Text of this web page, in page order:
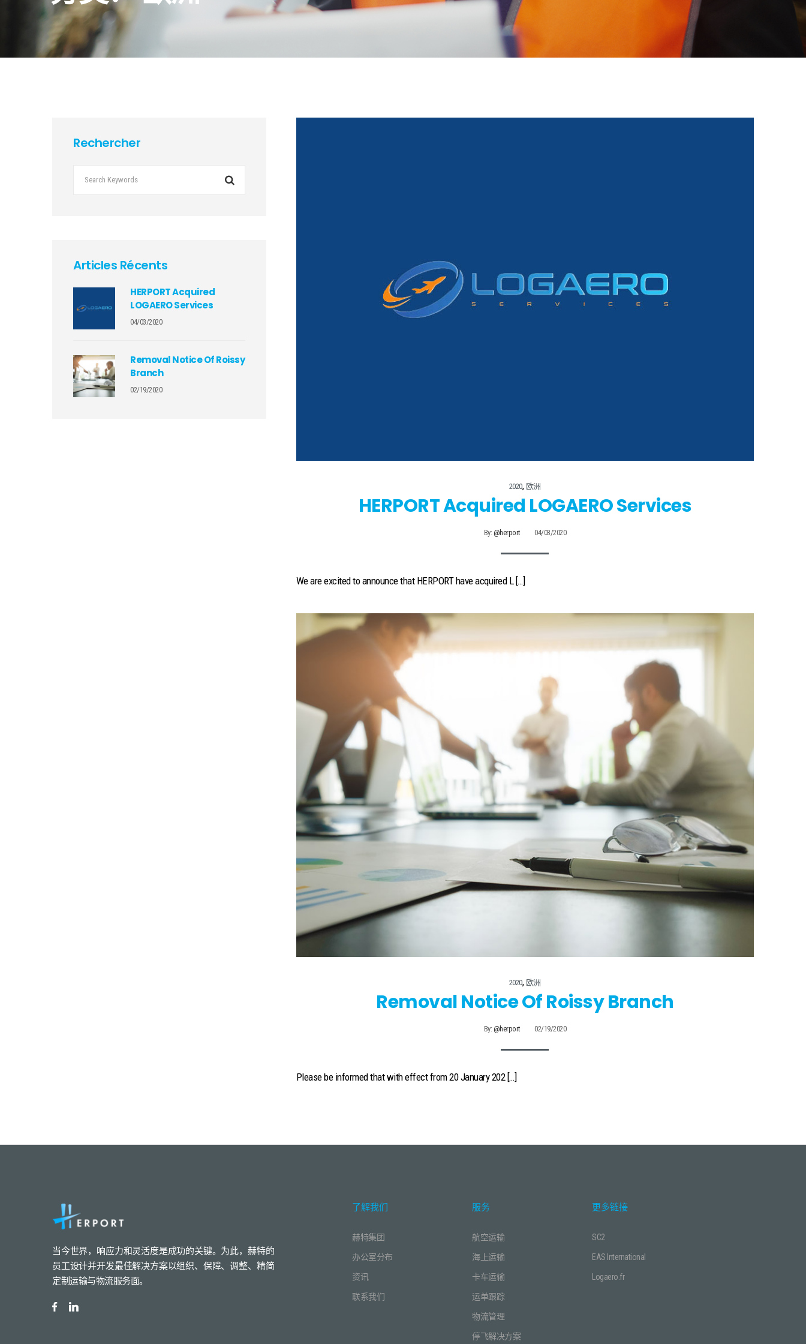
2020, 欧洲
HERPORT Acquired LOGAERO Services
By:@herport 04/03/2020
We are excited to announce that HERPORT have acquired L […]
2020, 欧洲
Removal Notice Of Roissy Branch
By:@herport 02/19/2020
Please be informed that with effect from 20 January 202 […]
Rechercher
Articles Récents
HERPORT Acquired
LOGAERO Services
04/03/2020
Removal Notice Of Roissy
Branch
02/19/2020
当今世界，响应力和灵活度是成功的关键。为此，赫特的
员工设计并开发最佳解决方案以组织、保障、调整、精简
定制运输与物流服务面。
了解我们
赫特集团
办公室分布
资讯
联系我们
服务
航空运输
海上运输
卡车运输
运单跟踪
物流管理
停飞解决方案
更多链接
SC2
EAS International
Logaero.fr